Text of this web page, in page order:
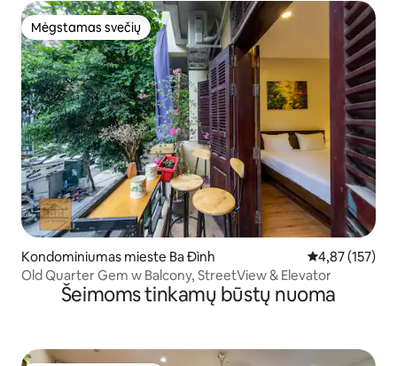
Mėgstamas svečių
Mėgstamas svečių
Kondominiumas mieste Ba Đình Vidutinis
4,87 (157)
Old Quarter Gem w Balcony, StreetView & Elevator
Šeimoms tinkamų būstų nuoma